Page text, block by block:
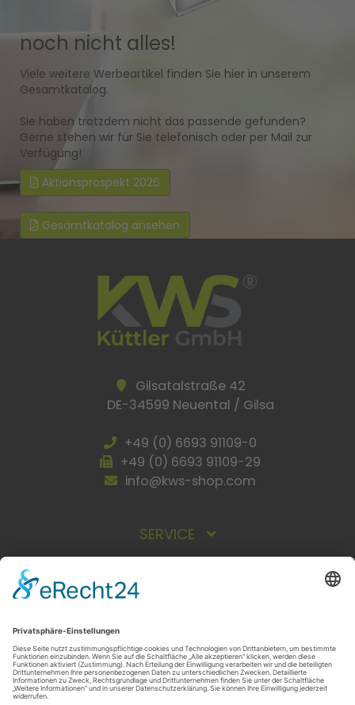
noch nicht alles!
Viele weitere Werbeartikel finden Sie hier in unserem
Gesamtkatalog.
Sie haben trotzdem nicht das passende gefunden?
Gerne stehen wir für Sie telefonisch oder per Mail zur
Verfügung!
Aktionsprospekt 2026
Gesamtkatalog ansehen
Gilsatalstraße 42
DE-34599 Neuental / Gilsa
+49 (0) 6693 91109-0
+49 (0) 6693 91109-29
info@kws-shop.com
SERVICE
INFORMATIONEN
ZAHLUNGSARTEN
Vorkasse Rechnung